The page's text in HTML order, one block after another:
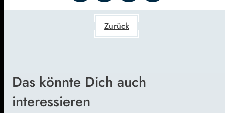
Zurück
Das könnte Dich auch
interessieren